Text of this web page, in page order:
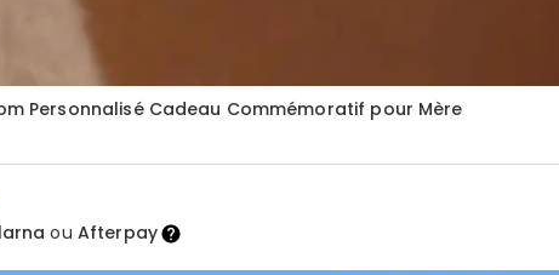
Personnalisé Cadeau Commémoratif pour Mère
ou Afterpay